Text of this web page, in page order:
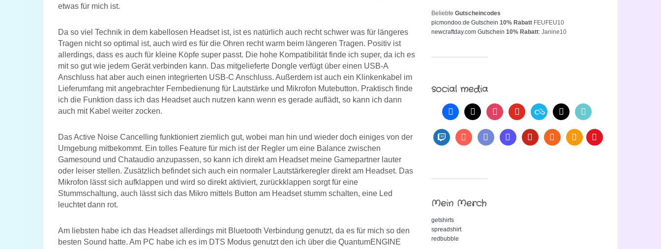
etwas für mich ist.
Da so viel Technik in dem kabellosen Headset ist, ist es natürlich auch recht schwer was für längeres
Tragen nicht so optimal ist, auch wird es für die Ohren recht warm beim längeren Tragen. Positiv ist
allerdings, dass es auch für kleine Köpfe super passt. Die hohe Kompatibilität finde ich super, da ich es
mit so gut wie jedem Gerät verbinden kann. Das mitgelieferte Dongle verfügt über einen USB-A
Anschluss hat aber auch einen integrierten USB-C Anschluss. Außerdem ist auch ein Klinkenkabel im
Lieferumfang mit angebrachter Fernbedienung für Lautstärke und Mikrofon Mutebutton. Praktisch finde
ich die Funktion dass ich das Headset auch nutzen kann wenn es gerade auflädt, so kann ich dann
auch mit Kabel weiter zocken.
Das Active Noise Cancelling funktioniert ziemlich gut, wobei man hin und wieder doch einiges von der
Umgebung mitbekommt. Ein tolles Feature für mich ist der Regler um eine Balance zwischen
Gamesound und Chataudio anzupassen, so kann ich direkt am Headset meine Gamepartner lauter
oder leiser stellen. Zusätzlich befindet sich auch ein normaler Lautstärkeregler direkt am Headset. Das
Mikrofon lässt sich aufklappen und wird so direkt aktiviert, zurückklappen sorgt für eine
Stummschaltung, auch lässt sich das Mikro mittels Button am Headset stumm schalten, eine Led
leuchtet dann rot.
Am liebsten habe ich das Headset allerdings mit Bluetooth Verbindung genutzt, da es für mich so den
besten Sound hatte. Am PC habe ich es im DTS Modus genutzt den ich über die QuantumENGINE
Beliebte Gutscheincodes
picmondoo.de Gutschein 10% RabattFEUFEU10
newcraftday.com Gutschein 10% Rabatt: Janine10
social media
Mein Merch
getshirts
spreadshirt
redbubble